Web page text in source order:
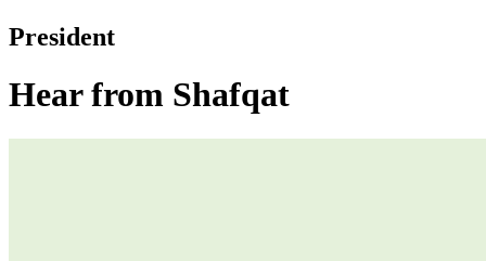
President
Hear from Shafqat